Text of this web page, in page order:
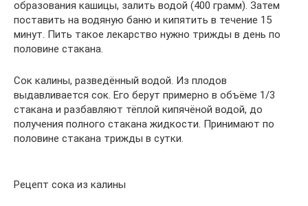
образования кашицы, залить водой (400 грамм). Затем
поставить на водяную баню и кипятить в течение 15
минут. Пить такое лекарство нужно трижды в день по
половине стакана.
Сок калины, разведённый водой. Из плодов
выдавливается сок. Его берут примерно в объёме 1/3
стакана и разбавляют тёплой кипячёной водой, до
получения полного стакана жидкости. Принимают по
половине стакана трижды в сутки.
Рецепт сока из калины